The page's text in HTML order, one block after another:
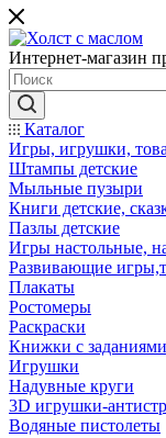
Интернет-магазин
Каталог
Игры, игрушки,
Штампы детские
Мыльные пузыри
Книги детские,
Пазлы детские
Игры настольные,
Развивающие
Плакаты
Ростомеры
Раскраски
Книжки с
Игрушки
Надувные круги
3D игрушки-
Водяные пистолеты